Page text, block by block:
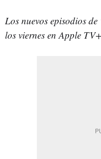
Los nuevos episodios
los viernes en Apple